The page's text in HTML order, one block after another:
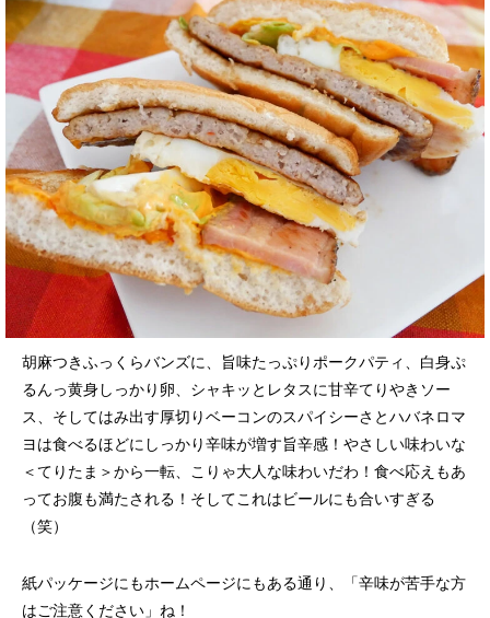
胡麻つきふっくらバンズに、旨味たっぷりポークパティ、白身ぷ
るんっ黄身しっかり卵、シャキッとレタスに甘辛てりやきソー
ス、そしてはみ出す厚切りベーコンのスパイシーさとハバネロマ
ヨは食べるほどにしっかり辛味が増す旨辛感！やさしい味わいな
＜てりたま＞から一転、こりゃ大人な味わいだわ！食べ応えもあ
ってお腹も満たされる！そしてこれはビールにも合いすぎる
（笑）
紙パッケージにもホームページにもある通り、「辛味が苦手な方
はご注意ください」ね！